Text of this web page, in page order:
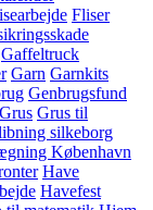
Fliser
Gaffeltruck
Garn Garnkits
Genbrugsfund
Grus Grus til
silkeborg
København
Have
Havefest